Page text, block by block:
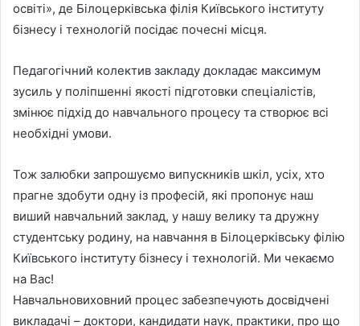
освіті», де Білоцерківська філія Київського інституту
бізнесу і технологій посідає почесні місця.
Педагогічний колектив закладу докладає максимум
зусиль у поліпшенні якості підготовки спеціалістів,
змінює підхід до навчального процесу та створює всі
необхідні умови.
Тож залюбки запрошуємо випускників шкіл, усіх, хто
прагне здобути одну із професій, які пропонує наш
виший навчальний заклад, у нашу велику та дружну
студентську родину, на навчання в Білоцерківську філію
Київського інституту бізнесу і технологій. Ми чекаємо
на Вас!
Навчальновиховний процес забезпечують досвідчені
викладачі – доктори, кандидати наук, практики, про що